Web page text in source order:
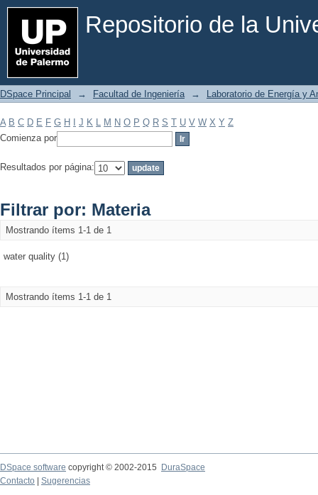
Repositorio de la
Filtrar por: Materia
DSpace Principal → Facultad de Ingeniería → Laboratorio de Energía y
A B C D E F G H J K L M N O P Q R S T U V W X Y Z
Comienza por
Resultados por página:
Filtrar por: Materia
Mostrando ítems 1-1 de 1
water quality (1)
Mostrando ítems 1-1 de 1
DSpace software copyright © 2002-2015
DuraSpace
Contacto
Sugerencias